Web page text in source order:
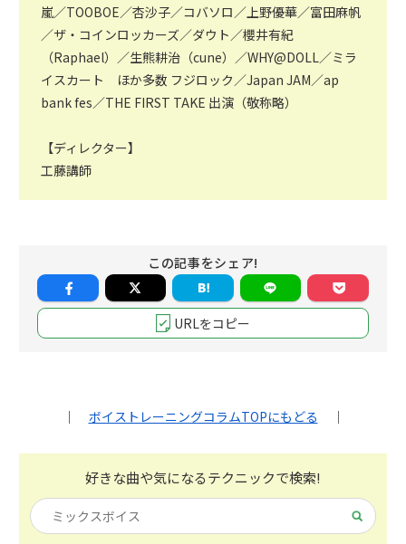
嵐／TOOBOE／杏沙子／コバソロ／上野優華／富田麻帆
／ザ・コインロッカーズ／ダウト／櫻井有紀
（Raphael）／生熊耕治（cune）／WHY@DOLL／ミラ
イスカート ほか多数 フジロック／Japan JAM／ap
bank fes／THE FIRST TAKE 出演（敬称略）
【ディレクター】
工藤講師
この記事をシェア!
URLをコピー
｜ ボイストレーニングコラムTOPにもどる ｜
好きな曲や気になるテクニックで検索!